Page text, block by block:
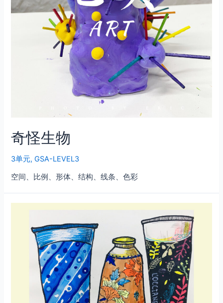
奇怪生物
3单元,GSA-LEVEL3
空间、比例、形体、结构、线条、色彩